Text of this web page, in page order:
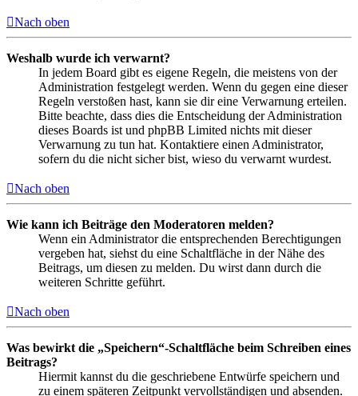
Nach oben
Weshalb wurde ich verwarnt?
In jedem Board gibt es eigene Regeln, die meistens von der
Administration festgelegt werden. Wenn du gegen eine dieser
Regeln verstoßen hast, kann sie dir eine Verwarnung erteilen.
Bitte beachte, dass dies die Entscheidung der Administration
dieses Boards ist und phpBB Limited nichts mit dieser
Verwarnung zu tun hat. Kontaktiere einen Administrator,
sofern du die nicht sicher bist, wieso du verwarnt wurdest.
Nach oben
Wie kann ich Beiträge den Moderatoren melden?
Wenn ein Administrator die entsprechenden Berechtigungen
vergeben hat, siehst du eine Schaltfläche in der Nähe des
Beitrags, um diesen zu melden. Du wirst dann durch die
weiteren Schritte geführt.
Nach oben
Was bewirkt die „Speichern“-Schaltfläche beim Schreiben eines
Beitrags?
Hiermit kannst du die geschriebene Entwürfe speichern und
zu einem späteren Zeitpunkt vervollständigen und absenden.